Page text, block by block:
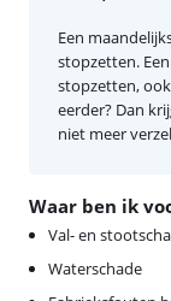
Waar ben ik
Val- en
Waterschade
Een
stopzetten.
stopzetten,
eerder? Dan
niet meer